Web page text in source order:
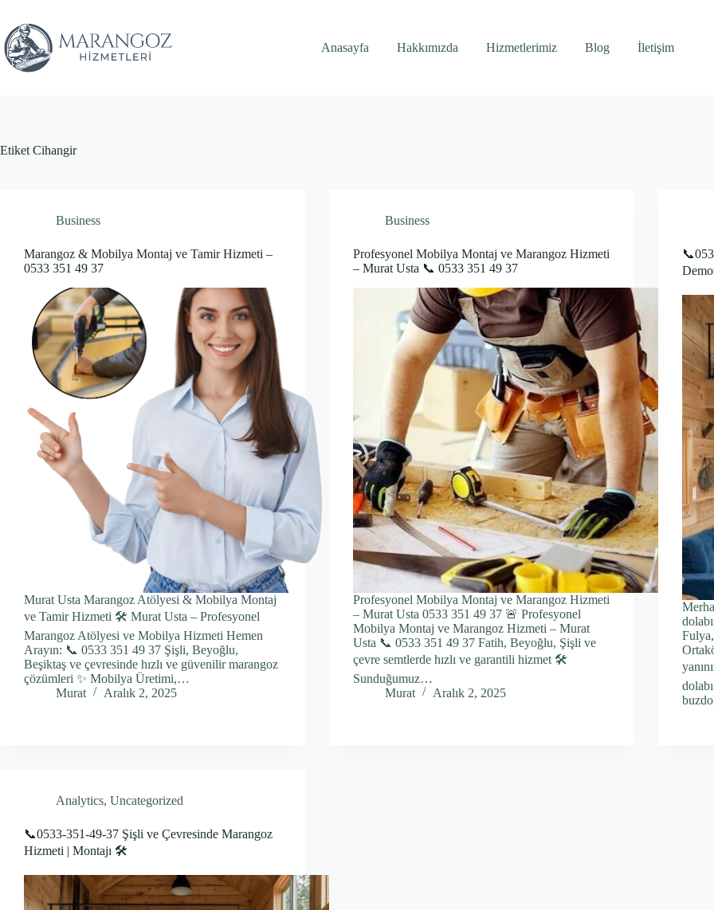
content
Anasayfa
Hakkımızda Hizmetlerimiz Blog İletişim
Etiket Cihangir
Business
Marangoz & Mobilya Montaj ve Tamir Hizmeti –
0533 351 49 37
Murat Usta Marangoz Atölyesi & Mobilya Montaj
ve Tamir Hizmeti 🛠️ Murat Usta – Profesyonel
Marangoz Atölyesi ve Mobilya Hizmeti Hemen
Arayın: 📞 0533 351 49 37 Şişli, Beyoğlu,
Beşiktaş ve çevresinde hızlı ve güvenilir marangoz
çözümleri ✨ Mobilya Üretimi,…
Murat
Aralık 2, 2025
Business
Profesyonel Mobilya Montaj ve Marangoz Hizmeti
– Murat Usta 📞 0533 351 49 37
Profesyonel Mobilya Montaj ve Marangoz Hizmeti
– Murat Usta 0533 351 49 37 🚨 Profesyonel
Mobilya Montaj ve Marangoz Hizmeti – Murat
Usta 📞 0533 351 49 37 Fatih, Beyoğlu, Şişli ve
çevre semtlerde hızlı ve garantili hizmet 🛠️
Sunduğumuz…
Murat
Aralık 2, 2025
Analytics, Uncategorized
📞0533-351-49-37 Şişli ve Çevresinde Marangoz
Hizmeti | Montajı 🛠️